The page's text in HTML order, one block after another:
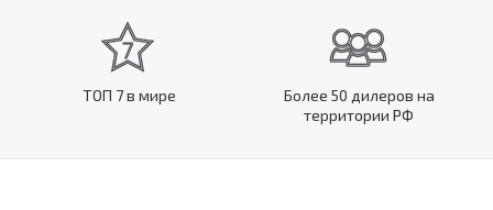
ТОП 7 в мире
Более 50 дилеров на
территории РФ